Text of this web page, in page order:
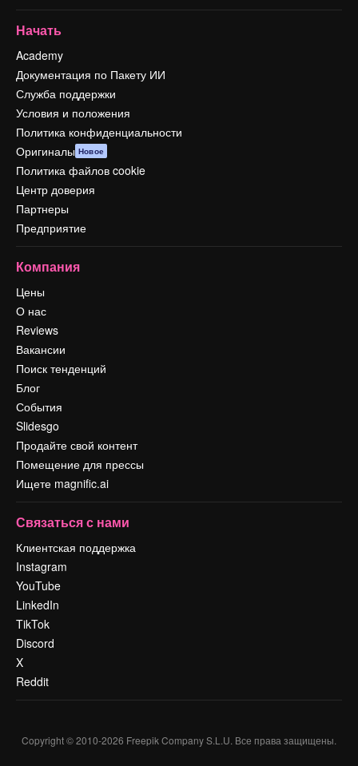
Начать
Academy
Документация по Пакету ИИ
Служба поддержки
Условия и положения
Политика конфиденциальности
Оригиналы Новое
Политика файлов cookie
Центр доверия
Партнеры
Предприятие
Компания
Цены
О нас
Reviews
Вакансии
Поиск тенденций
Блог
События
Slidesgo
Продайте свой контент
Помещение для прессы
Ищете magnific.ai
Связаться с нами
Клиентская поддержка
Instagram
YouTube
LinkedIn
TikTok
Discord
X
Reddit
Copyright © 2010-2026 Freepik Company S.L.U. Все права защищены.